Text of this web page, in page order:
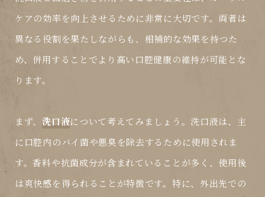
ケアの効率を向上させるために非常に大切です。両者は
異なる役割を果たしながらも、相補的な効果を持つた
め、併用することでより高い口腔健康の維持が可能とな
ります。
まず、洗口液について考えてみましょう。洗口液は、主
に口腔内のバイ菌や悪臭を除去するために使用されま
す。香料や抗菌成分が含まれていることが多く、使用後
は爽快感を得られることが特徴です。特に、外出先での